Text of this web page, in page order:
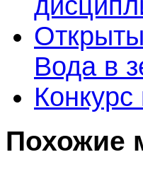
Вода в
Похожие